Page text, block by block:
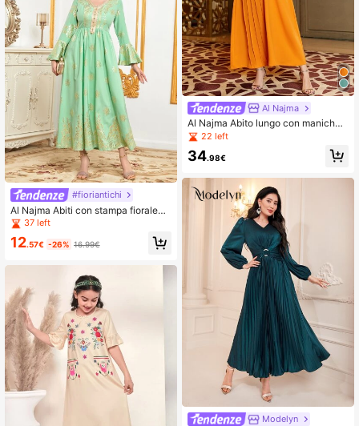
#fioriantichi
Al Najma Abiti con stampa fiorale
d'oro manica a campana
37 left
12.57€ -26% 16.99€
Al Najma
Al Najma Abito lungo con maniche
a palloncino, con dettagli plissettati,
modesto e sobrio
22 left
34.98€
Modelyn